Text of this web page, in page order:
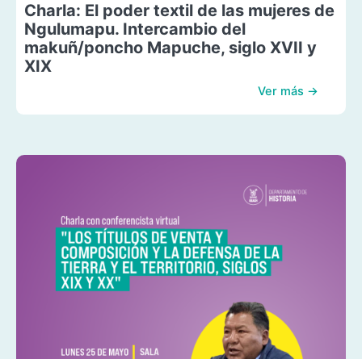
Charla: El poder textil de las mujeres de
Ngulumapu. Intercambio del
makuñ/poncho Mapuche, siglo XVII y
XIX
Ver más →